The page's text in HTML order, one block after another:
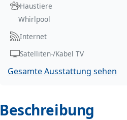
Haustiere
Whirlpool
Internet
Satelliten-/Kabel TV
Gesamte Ausstattung sehen
Beschreibung